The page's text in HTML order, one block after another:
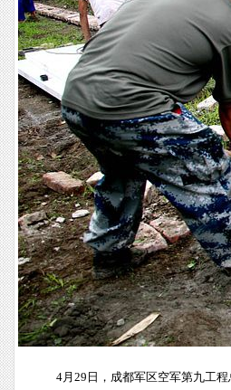
4月29日，成都军区空军第九工